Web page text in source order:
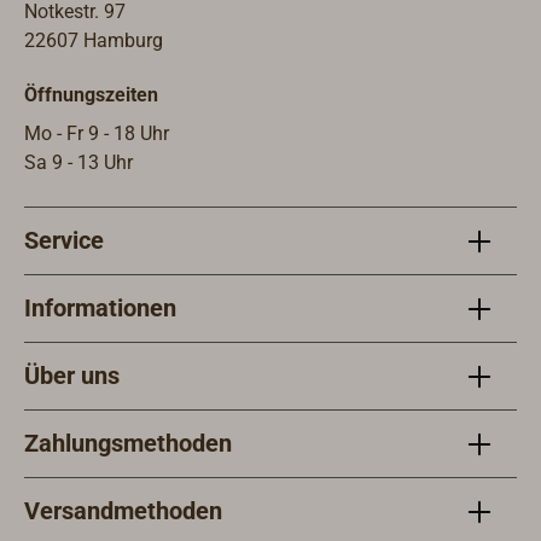
Notkestr. 97
22607 Hamburg
Öffnungszeiten
Mo - Fr 9 - 18 Uhr
Sa 9 - 13 Uhr
Service
Informationen
Über uns
Zahlungsmethoden
Versandmethoden